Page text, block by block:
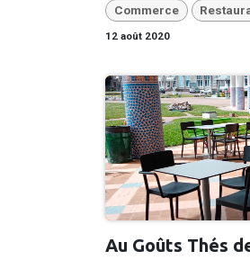
Commerce
12 août 2020
Au Goûts Thés